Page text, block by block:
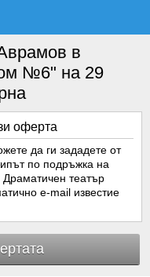
в
№6" на 29
оферта
да ги зададете от
по подръжка на
Драматичен театър
e-mail известие